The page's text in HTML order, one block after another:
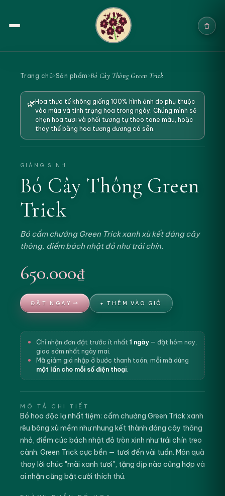
Sản phẩm
Cưới & Sự kiện
Blogs
Chính sách
Địa chỉ & Liên hệ
Tìm sản phẩm
Trang chủ›Sản phẩm ›Bó Cây Thông Green Trick
🌿 Hoa thực tế không giống 100% hình ảnh do phụ thuộc
vào mùa và tình trạng hoa trong ngày. Chúng mình sẽ
chọn hoa tươi và phối tương tự theo tone màu, hoặc
thay thế bằng hoa tương đương có sẵn.
GIÁNG SINH
Bó Cây Thông Green
Trick
Bó cẩm chướng Green Trick xanh xù kết dáng cây
thông, điểm bách nhật đỏ như trái chín.
650.000₫
ĐẶT NGAY + THÊM VÀO GIỎ
Chỉ nhận đơn đặt trước ít nhất 1 ngày — đặt hôm nay,
giao sớm nhất ngày mai.
Mã giảm giá nhập ở bước thanh toán, mỗi mã dùng
một lần cho mỗi số điện thoại
MÔ TẢ CHI TIẾT
Bó hoa độc lạ nhất tiệm: cẩm chướng Green Trick xanh
rêu bông xù mềm như nhung kết thành dáng cây thông
nhỏ, điểm cúc bách nhật đỏ tròn xinh như trái chín treo
cành. Green Trick cực bền — tươi đến vài tuần. Món quà
thay lời chúc "mãi xanh tươi", tặng dịp nào cũng hợp và
ai nhận cũng bật cười thích thú.